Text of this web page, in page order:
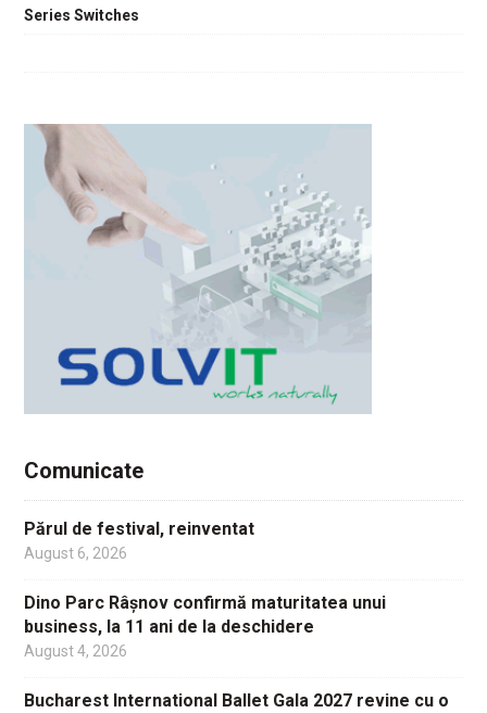
Series Switches
Comunicate
Părul de festival, reinventat
August 6, 2026
Dino Parc Râșnov confirmă maturitatea unui
business, la 11 ani de la deschidere
August 4, 2026
Bucharest International Ballet Gala 2027 revine cu o